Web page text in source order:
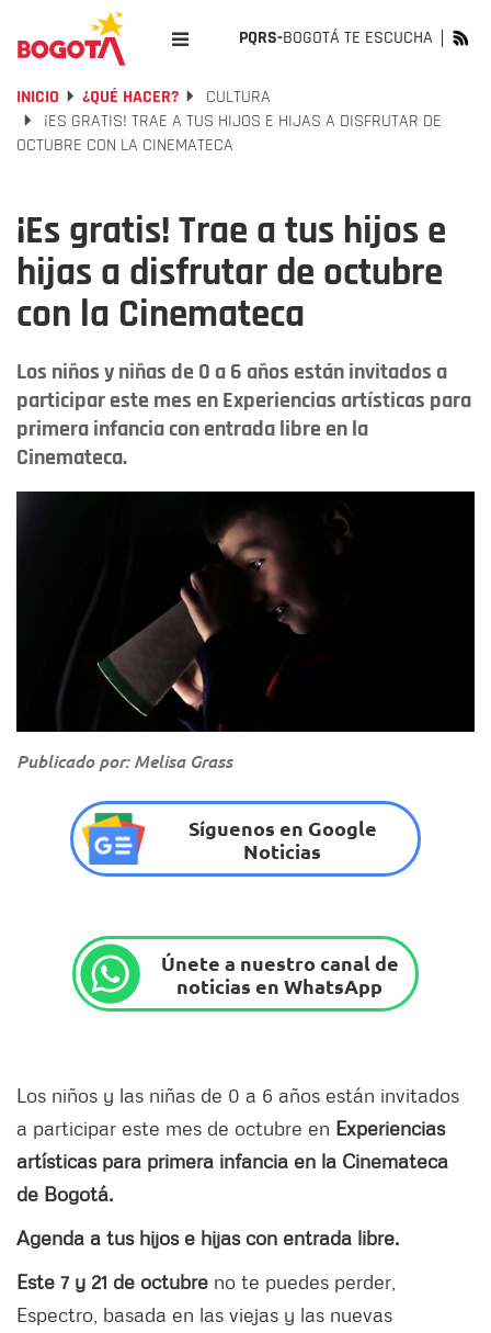
PQRS-BOGOTÁ TE ESCUCHA
INICIO ¿QUÉ HACER?
CULTURA
¡ES GRATIS! TRAE A TUS HIJOS E HIJAS A DISFRUTAR DE
OCTUBRE CON LA CINEMATECA
¡Es gratis! Trae a tus hijos e
hijas a disfrutar de octubre
con la Cinemateca
Los niños y niñas de 0 a 6 años están invitados a
participar este mes en Experiencias artísticas para
primera infancia con entrada libre en la
Cinemateca.
Publicado por: Melisa Grass
Síguenos en Google
Noticias
Únete a nuestro canal de
noticias en WhatsApp
Los niños y las niñas de 0 a 6 años están invitados
a participar este mes de octubre en Experiencias
artísticas para primera infancia en la Cinemateca
de Bogotá.
Agenda a tus hijos e hijas con entrada libre.
Este 7 y 21 de octubre no te puedes perder,
Espectro, basada en las viejas y las nuevas